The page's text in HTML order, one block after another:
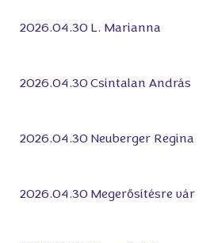
2026.04.30 L. Marianna
2026.04.30 Csintalan András
2026.04.30 Neuberger Regina
2026.04.30 Megerősítésre vár